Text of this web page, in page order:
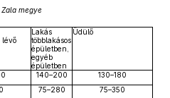
Zala megye
lévő
Lakás
többlakásos
épületben,
egyéb
épületben
Üdülő
140–200
130–180
75–280
75–350